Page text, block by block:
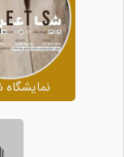
نمایشگاه